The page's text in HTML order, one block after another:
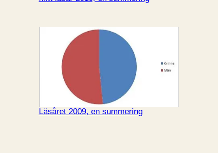
Läsåret 2009, en summering